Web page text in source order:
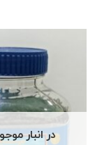
در انبار